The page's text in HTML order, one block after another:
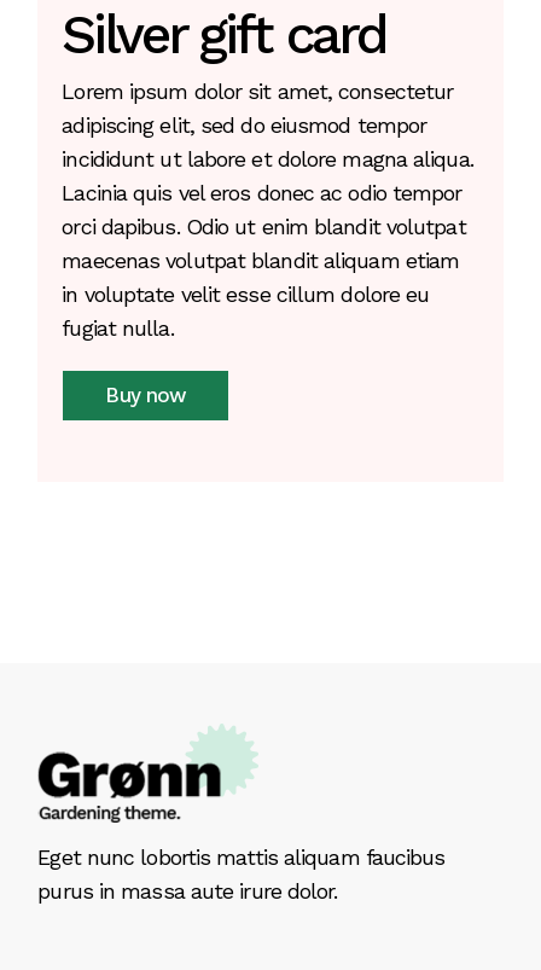
Silver gift card
Lorem ipsum dolor sit amet, consectetur
adipiscing elit, sed do eiusmod tempor
incididunt ut labore et dolore magna aliqua.
Lacinia quis vel eros donec ac odio tempor
orci dapibus. Odio ut enim blandit volutpat
maecenas volutpat blandit aliquam etiam
in voluptate velit esse cillum dolore eu
fugiat nulla.
Buy now
Eget nunc lobortis mattis aliquam faucibus
purus in massa aute irure dolor.